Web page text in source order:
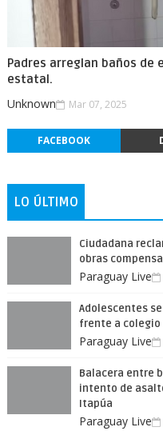
Padres arreglan baños
estatal.
Unknown Mar 07, 2025
FACEBOOK
LO ÚLTIMO
Ciudadana
obras
Paraguay Live
Adolescentes
frente a colegio
Paraguay Live
Balacera entre
intento de
Itapúa
Paraguay Live